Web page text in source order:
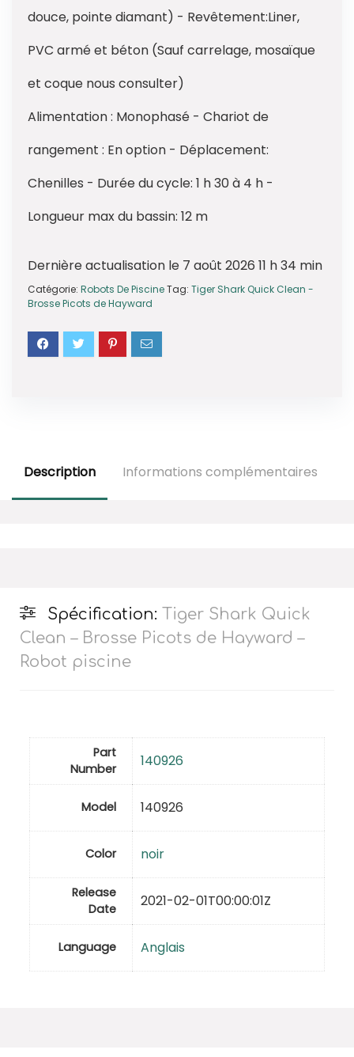
douce, pointe diamant) - Revêtement:Liner,
PVC armé et béton (Sauf carrelage, mosaïque
et coque nous consulter)
Alimentation : Monophasé - Chariot de
rangement : En option - Déplacement:
Chenilles - Durée du cycle: 1 h 30 à 4 h -
Longueur max du bassin: 12 m
Dernière actualisation le 7 août 2026 11 h 34 min
Catégorie: Robots De PiscineTag: Tiger Shark Quick Clean -
Brosse Picots de Hayward
Description Informations complémentaires
Spécification: Tiger Shark Quick
Clean – Brosse Picots de Hayward –
Robot piscine
Part
Number
140926
Model 140926
Color noir
Release
Date
2021-02-01T00:00:01Z
Language Anglais